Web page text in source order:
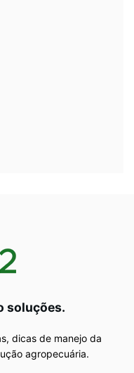
soluções.
dicas de manejo da
agropecuária.